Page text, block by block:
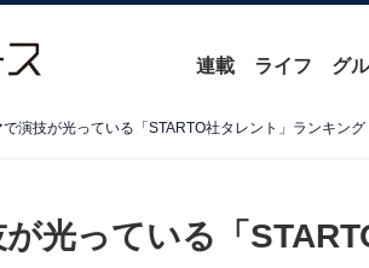
連載 ライフ グ
演技が光っている「STARTO社タレント」ランキン
光っている「